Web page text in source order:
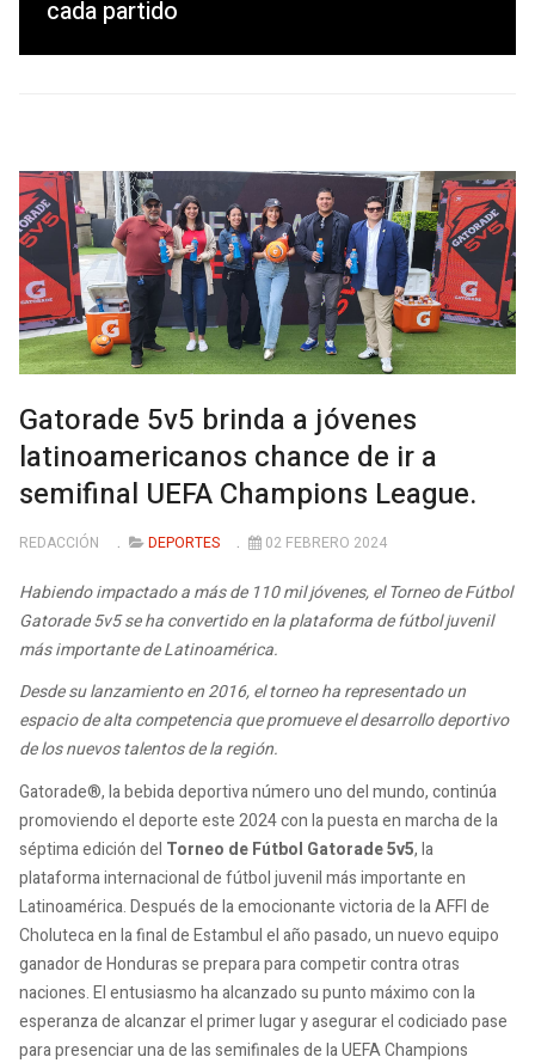
cada partido
Gatorade 5v5 brinda a jóvenes
latinoamericanos chance de ir a
semifinal UEFA Champions League.
REDACCIÓN DEPORTES 02 FEBRERO 2024
Habiendo impactado a más de 110 mil jóvenes, el Torneo de Fútbol
Gatorade 5v5 se ha convertido en la plataforma de fútbol juvenil
más importante de Latinoamérica.
Desde su lanzamiento en 2016, el torneo ha representado un
espacio de alta competencia que promueve el desarrollo deportivo
de los nuevos talentos de la región.
Gatorade®, la bebida deportiva número uno del mundo, continúa
promoviendo el deporte este 2024 con la puesta en marcha de la
séptima edición del Torneo de Fútbol Gatorade 5v5, la
plataforma internacional de fútbol juvenil más importante en
Latinoamérica. Después de la emocionante victoria de la AFFI de
Choluteca en la final de Estambul el año pasado, un nuevo equipo
ganador de Honduras se prepara para competir contra otras
naciones. El entusiasmo ha alcanzado su punto máximo con la
esperanza de alcanzar el primer lugar y asegurar el codiciado pase
para presenciar una de las semifinales de la UEFA Champions